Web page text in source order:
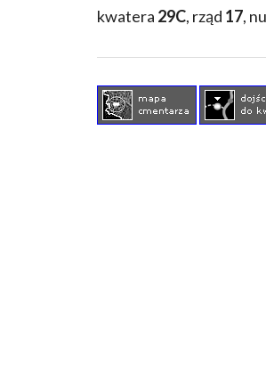
kwatera 29C, rząd 17,